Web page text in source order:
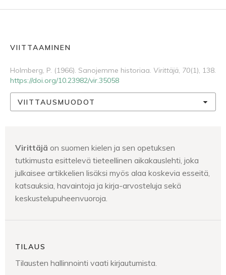
VIITTAAMINEN
Holmberg, P. (1966). Sanojemme historiaa. Virittäjä, 70(1), 138.
https://doi.org/10.23982/vir.35058
VIITTAUSMUODOT
Virittäjä on suomen kielen ja sen opetuksen
tutkimusta esittelevä tieteellinen aikakauslehti, joka
julkaisee artikkelien lisäksi myös alaa koskevia esseitä,
katsauksia, havaintoja ja kirja-arvosteluja sekä
keskustelupuheenvuoroja.
TILAUS
Tilausten hallinnointi vaati kirjautumista.